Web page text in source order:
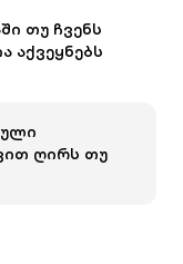
თუ ჩვენს
აქვეყნებს
ღირს თუ